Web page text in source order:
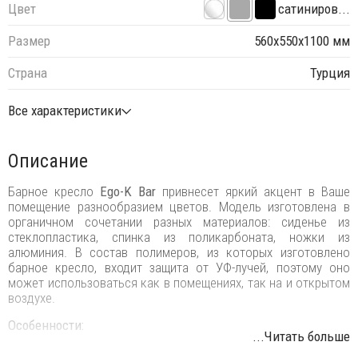
Цвет
сатиниров...
Размер
560х550х1100 мм
Страна
Турция
Все характеристики
Описание
Барное кресло Ego-K Bar привнесет яркий акцент в Ваше
помещение разнообразием цветов. Модель изготовлена в
органичном сочетании разных материалов: сиденье из
стеклопластика, спинка из поликарбоната, ножки из
алюминия. В состав полимеров, из которых изготовлено
барное кресло, входит защита от УФ-лучей, поэтому оно
может использоваться как в помещениях, так на и открытом
воздухе.
Особенности:
...Читать больше